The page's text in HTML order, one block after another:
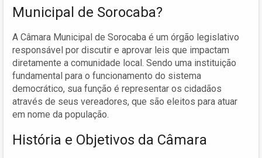
Municipal de Sorocaba?
A Câmara Municipal de Sorocaba é um órgão legislativo
responsável por discutir e aprovar leis que impactam
diretamente a comunidade local. Sendo uma instituição
fundamental para o funcionamento do sistema
democrático, sua função é representar os cidadãos
através de seus vereadores, que são eleitos para atuar
em nome da população.
História e Objetivos da Câmara